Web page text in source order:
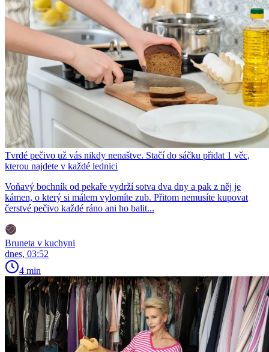
Tvrdé pečivo už vás nikdy nenaštve. Stačí do sáčku přidat 1 věc,
kterou najdete v každé lednici
Voňavý bochník od pekaře vydrží sotva dva dny a pak z něj je
kámen, o který si málem vylomíte zub. Přitom nemusíte kupovat
čerstvé pečivo každé ráno ani ho balit...
Bruneta v kuchyni
dnes, 03:52
4 min